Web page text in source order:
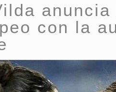
con la